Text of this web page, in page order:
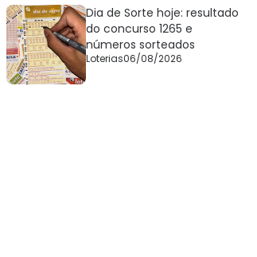
Dia de Sorte hoje: resultado
do concurso 1265 e
números sorteados
Loterias06/08/2026